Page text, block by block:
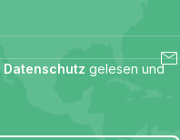
Datenschutz gelesen und